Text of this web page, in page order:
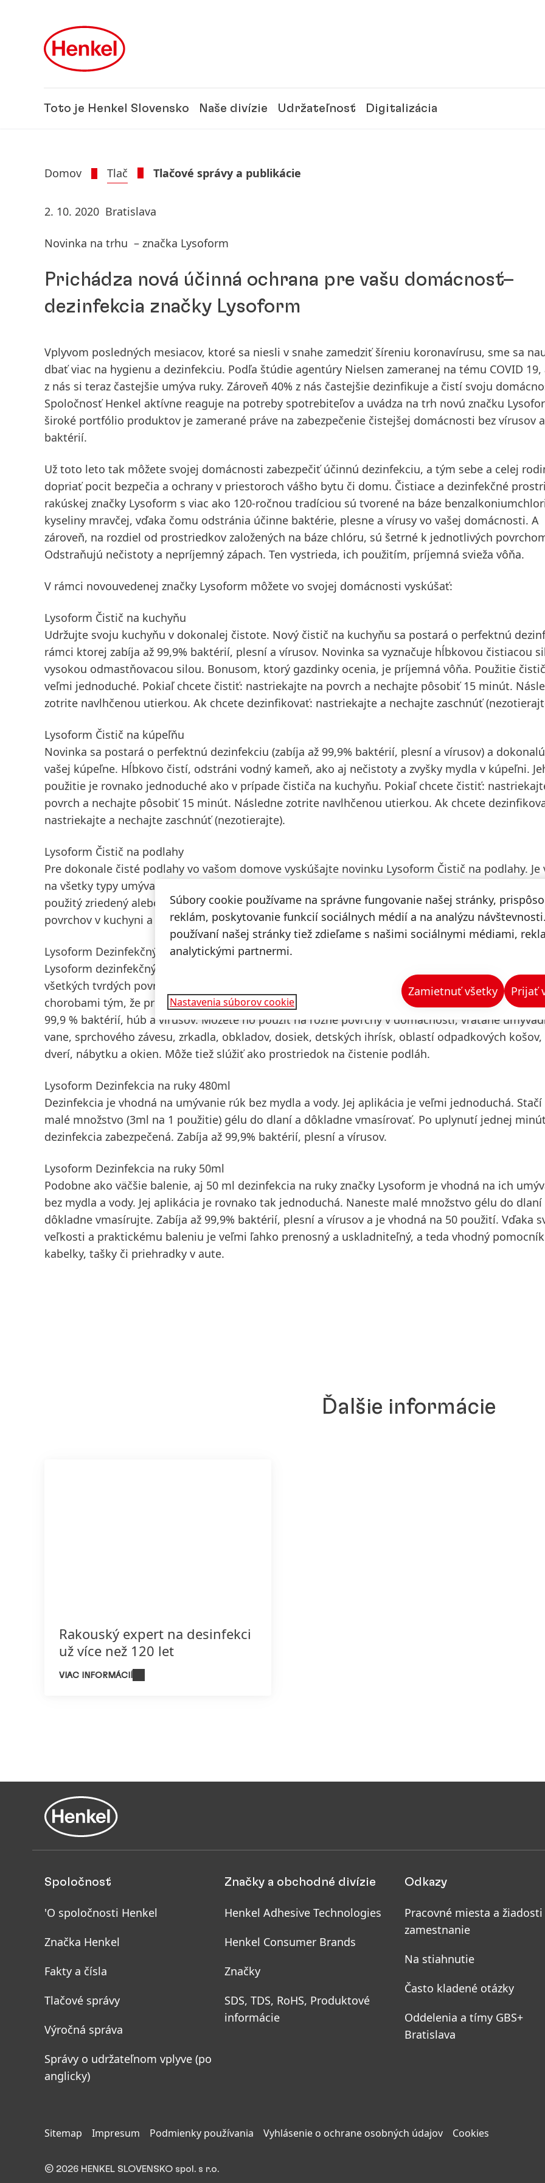
Toto je Henkel Slovensko Naše divízie Udržateľnosť Digitalizácia
Domov Tlač Tlačové správy a publikácie
2. 10. 2020 Bratislava
Novinka na trhu – značka Lysoform
Prichádza nová účinná ochrana pre vašu domácnosť–
dezinfekcia značky Lysoform
Vplyvom posledných mesiacov, ktoré sa niesli v snahe zamedziť šíreniu koronavírusu, sme sa
dbať viac na hygienu a dezinfekciu. Podľa štúdie agentúry Nielsen zameranej na tému COVID 19,
z nás si teraz častejšie umýva ruky. Zároveň 40% z nás častejšie dezinfikuje a čistí svoju
Spoločnosť Henkel aktívne reaguje na potreby spotrebiteľov a uvádza na trh novú značku
široké portfólio produktov je zamerané práve na zabezpečenie čistejšej domácnosti bez vírusov a
baktérií.
Už toto leto tak môžete svojej domácnosti zabezpečiť účinnú dezinfekciu, a tým sebe a celej
dopriať pocit bezpečia a ochrany v priestoroch vášho bytu či domu. Čistiace a dezinfekčné
rakúskej značky Lysoform s viac ako 120-ročnou tradíciou sú tvorené na báze
kyseliny mravčej, vďaka čomu odstránia účinne baktérie, plesne a vírusy vo vašej domácnosti. A
zároveň, na rozdiel od prostriedkov založených na báze chlóru, sú šetrné k jednotlivých
Odstraňujú nečistoty a nepríjemný zápach. Ten vystrieda, ich použitím, príjemná svieža vôňa.
V rámci novouvedenej značky Lysoform môžete vo svojej domácnosti vyskúšať:
Lysoform Čistič na kuchyňu
Udržujte svoju kuchyňu v dokonalej čistote. Nový čistič na kuchyňu sa postará o perfektnú
rámci ktorej zabíja až 99,9% baktérií, plesní a vírusov. Novinka sa vyznačuje hĺbkovou čistiacou
vysokou odmastňovacou silou. Bonusom, ktorý gazdinky ocenia, je príjemná vôňa. Použitie
veľmi jednoduché. Pokiaľ chcete čistiť: nastriekajte na povrch a nechajte pôsobiť 15 minút.
zotrite navlhčenou utierkou. Ak chcete dezinfikovať: nastriekajte a nechajte zaschnúť
Lysoform Čistič na kúpeľňu
Novinka sa postará o perfektnú dezinfekciu (zabíja až 99,9% baktérií, plesní a vírusov) a
vašej kúpeľne. Hĺbkovo čistí, odstráni vodný kameň, ako aj nečistoty a zvyšky mydla v kúpeľni.
použitie je rovnako jednoduché ako v prípade čističa na kuchyňu. Pokiaľ chcete čistiť:
povrch a nechajte pôsobiť 15 minút. Následne zotrite navlhčenou utierkou. Ak chcete
nastriekajte a nechajte zaschnúť (nezotierajte).
Lysoform Čistič na podlahy
Pre dokonale čisté podlahy vo vašom domove vyskúšajte novinku Lysoform Čistič na podlahy. Je
na všetky typy umývateľných povrchov, na ktorých zabíja až 99,9% baktérií, plesní a vírusov. Môže
použitý zriedený alebo neriedený. Dezinfikuje a odstraňuje nečistoty na podlahách,
povrchov v kuchyni a kúpeľni, a navyše, zanecháva príjemnú sviežu vôňu.
Lysoform Dezinfekčný sprej
Lysoform dezinfekčný sprej je každodenný viacúčelový čistič, ktorý možno použiť na dezinfekciu
všetkých tvrdých povrchov a predmetov doma ako aj na cestách. Môže chrániť vašu rodinu pred
chorobami tým, že predchádza šíreniu škodlivých baktérií a vírusov. Antibakteriálny čistič
99,9 % baktérií, húb a vírusov. Môžete ho použiť na rôzne povrchy v domácnosti, vrátane
vane, sprchového závesu, zrkadla, obkladov, dosiek, detských ihrísk, oblastí odpadkových
dverí, nábytku a okien. Môže tiež slúžiť ako prostriedok na čistenie podláh.
Lysoform Dezinfekcia na ruky 480ml
Dezinfekcia je vhodná na umývanie rúk bez mydla a vody. Jej aplikácia je veľmi jednoduchá.
malé množstvo (3ml na 1 použitie) gélu do dlaní a dôkladne vmasírovať. Po uplynutí jednej
dezinfekcia zabezpečená. Zabíja až 99,9% baktérií, plesní a vírusov.
Lysoform Dezinfekcia na ruky 50ml
Podobne ako väčšie balenie, aj 50 ml dezinfekcia na ruky značky Lysoform je vhodná na ich
bez mydla a vody. Jej aplikácia je rovnako tak jednoduchá. Naneste malé množstvo gélu do dlaní
dôkladne vmasírujte. Zabíja až 99,9% baktérií, plesní a vírusov a je vhodná na 50 použití. Vďaka
veľkosti a praktickému baleniu je veľmi ľahko prenosný a uskladniteľný, a teda vhodný
kabelky, tašky či priehradky v aute.
Ďalšie informácie
Rakouský expert na desinfekci
už více než 120 let
VIAC INFORMÁCIÍ
Spoločnosť
'O spoločnosti Henkel
Značka Henkel
Fakty a čísla
Tlačové správy
Výročná správa
Správy o udržateľnom vplyve (po
anglicky)
Značky a obchodné divízie
Henkel Adhesive Technologies
Henkel Consumer Brands
Značky
SDS, TDS, RoHS, Produktové
informácie
Odkazy
Pracovné miesta a žiadosti
zamestnanie
Na stiahnutie
Často kladené otázky
Oddelenia a tímy GBS+
Bratislava
Sitemap Impresum Podmienky používania Vyhlásenie o ochrane osobných údajov Cookies
© 2026 HENKEL SLOVENSKO spol. s r.o.
Súbory cookie používame na správne fungovanie našej stránky,
reklám, poskytovanie funkcií sociálnych médií a na analýzu
používaní našej stránky tiež zdieľame s našimi sociálnymi médiami,
analytickými partnermi.
Nastavenia súborov cookie
Zamietnuť všetky Prijať